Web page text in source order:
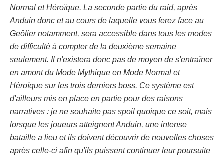
Normal et Héroïque. La seconde partie du raid, après
Anduin donc et au cours de laquelle vous ferez face au
Geôlier notamment, sera accessible dans tous les modes
de difficulté à compter de la deuxième semaine
seulement. Il n'existera donc pas de moyen de s'entraîner
en amont du Mode Mythique en Mode Normal et
Héroïque sur les trois derniers boss. Ce système est
d'ailleurs mis en place en partie pour des raisons
narratives : je ne souhaite pas spoil quoique ce soit, mais
lorsque les joueurs atteignent Anduin, une intense
bataille a lieu et ils doivent découvrir de nouvelles choses
après celle-ci afin qu'ils puissent continuer leur poursuite